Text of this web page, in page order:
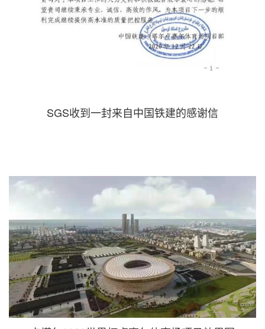
SGS收到一封来自中国铁建的感谢信